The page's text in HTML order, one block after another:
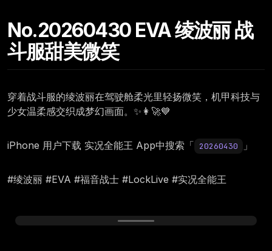
No.20260430 EVA 绫波丽 战
斗服甜美微笑
穿着战斗服的绫波丽在驾驶舱柔光里轻扬微笑，机甲科技与
少女温柔感交织成梦幻画面。✨👩‍🚀💙
iPhone 用户下载 实况全能王 App中搜索「 20260430 」
#绫波丽 #EVA #福音战士 #LockLive #实况全能王